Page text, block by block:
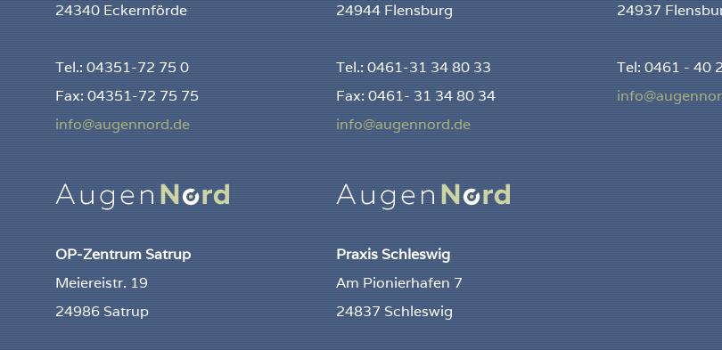
24340 Eckernförde
Tel.: 04351-72 75 0
Fax: 04351-72 75 75
info@augennord.de
24944 Flensburg
Tel.: 0461-31 34 80 33
Fax: 0461- 31 34 80 34
info@augennord.de
24937
Tel: 0461 - 40
OP-Zentrum Satrup
Meiereistr. 19
24986 Satrup
Praxis Schleswig
Am Pionierhafen 7
24837 Schleswig